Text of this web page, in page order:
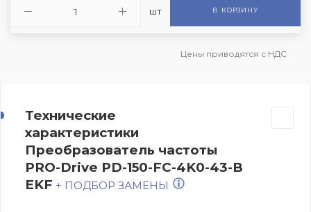
шт В КОРЗИНУ
Цены приводятся с НДС
Технические
характеристики
Преобразователь частоты
PRO-Drive PD-150-FC-4K0-43-B
EKF + ПОДБОР ЗАМЕНЫ